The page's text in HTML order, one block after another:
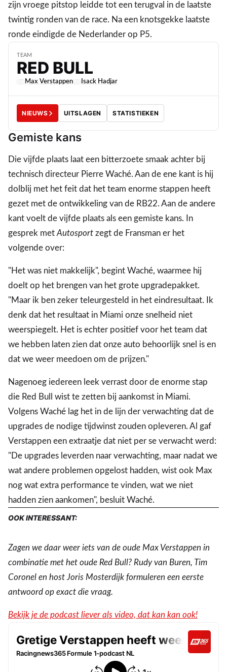
zijn vroege pitstop leidde tot een terugval in de laatste
twintig ronden van de race. Na een knotsgekke laatste
ronde eindigde de Nederlander op P5.
TEAM
RED BULL
Max Verstappen Isack Hadjar
NIEUWS UITSLAGEN STATISTIEKEN
Gemiste kans
Die vijfde plaats laat een bitterzoete smaak achter bij
technisch directeur Pierre Waché. Aan de ene kant is hij
dolblij met het feit dat het team enorme stappen heeft
gezet met de ontwikkeling van de RB22. Aan de andere
kant voelt de vijfde plaats als een gemiste kans. In
gesprek met Autosport zegt de Fransman er het
volgende over:
"Het was niet makkelijk", begint Waché, waarmee hij
doelt op het brengen van het grote upgradepakket.
"Maar ik ben zeker teleurgesteld in het eindresultaat. Ik
denk dat het resultaat in Miami onze snelheid niet
weerspiegelt. Het is echter positief voor het team dat
we hebben laten zien dat onze auto behoorlijk snel is en
dat we weer meedoen om de prijzen."
Nagenoeg iedereen leek verrast door de enorme stap
die Red Bull wist te zetten bij aankomst in Miami.
Volgens Waché lag het in de lijn der verwachting dat de
upgrades de nodige tijdwinst zouden opleveren. Al gaf
Verstappen een extraatje dat niet per se verwacht werd:
"De upgrades leverden naar verwachting, maar nadat we
wat andere problemen opgelost hadden, wist ook Max
nog wat extra performance te vinden, wat we niet
hadden zien aankomen", besluit Waché.
OOK INTERESSANT:
Zagen we daar weer iets van de oude Max Verstappen in
combinatie met het oude Red Bull? Rudy van Buren, Tim
Coronel en host Joris Mosterdijk formuleren een eerste
antwoord op exact die vraag.
Bekijk je de podcast liever als video, dat kan kan ook!